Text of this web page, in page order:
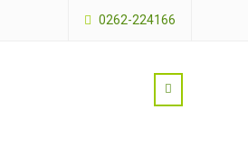
0262-224166